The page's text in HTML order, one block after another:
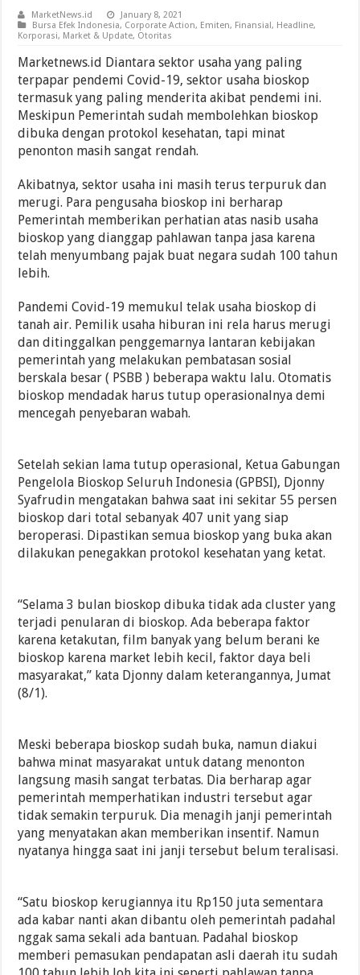
MarketNews.id
January 8, 2021
Bursa Efek Indonesia, Corporate Action, Emiten, Finansial, Headline,
Korporasi, Market & Update, Otoritas
Marketnews.id Diantara sektor usaha yang paling
terpapar pendemi Covid-19, sektor usaha bioskop
termasuk yang paling menderita akibat pendemi ini.
Meskipun Pemerintah sudah membolehkan bioskop
dibuka dengan protokol kesehatan, tapi minat
penonton masih sangat rendah.
Akibatnya, sektor usaha ini masih terus terpuruk dan
merugi. Para pengusaha bioskop ini berharap
Pemerintah memberikan perhatian atas nasib usaha
bioskop yang dianggap pahlawan tanpa jasa karena
telah menyumbang pajak buat negara sudah 100 tahun
lebih.
Pandemi Covid-19 memukul telak usaha bioskop di
tanah air. Pemilik usaha hiburan ini rela harus merugi
dan ditinggalkan penggemarnya lantaran kebijakan
pemerintah yang melakukan pembatasan sosial
berskala besar ( PSBB ) beberapa waktu lalu. Otomatis
bioskop mendadak harus tutup operasionalnya demi
mencegah penyebaran wabah.
Setelah sekian lama tutup operasional, Ketua Gabungan
Pengelola Bioskop Seluruh Indonesia (GPBSI), Djonny
Syafrudin mengatakan bahwa saat ini sekitar 55 persen
bioskop dari total sebanyak 407 unit yang siap
beroperasi. Dipastikan semua bioskop yang buka akan
dilakukan penegakkan protokol kesehatan yang ketat.
“Selama 3 bulan bioskop dibuka tidak ada cluster yang
terjadi penularan di bioskop. Ada beberapa faktor
karena ketakutan, film banyak yang belum berani ke
bioskop karena market lebih kecil, faktor daya beli
masyarakat,” kata Djonny dalam keterangannya, Jumat
(8/1).
Meski beberapa bioskop sudah buka, namun diakui
bahwa minat masyarakat untuk datang menonton
langsung masih sangat terbatas. Dia berharap agar
pemerintah memperhatikan industri tersebut agar
tidak semakin terpuruk. Dia menagih janji pemerintah
yang menyatakan akan memberikan insentif. Namun
nyatanya hingga saat ini janji tersebut belum teralisasi.
“Satu bioskop kerugiannya itu Rp150 juta sementara
ada kabar nanti akan dibantu oleh pemerintah padahal
nggak sama sekali ada bantuan. Padahal bioskop
memberi pemasukan pendapatan asli daerah itu sudah